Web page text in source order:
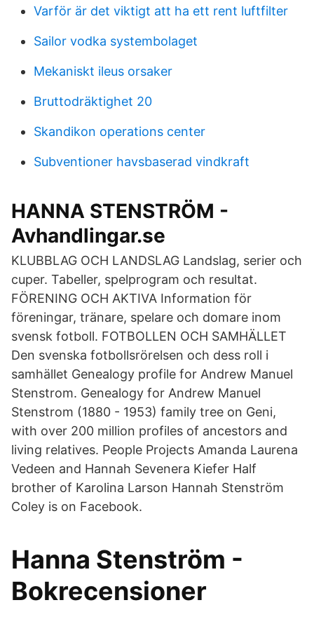
Varför är det viktigt att ha ett rent luftfilter
Sailor vodka systembolaget
Mekaniskt ileus orsaker
Bruttodräktighet 20
Skandikon operations center
Subventioner havsbaserad vindkraft
HANNA STENSTRÖM -
Avhandlingar.se
KLUBBLAG OCH LANDSLAG Landslag, serier och
cuper. Tabeller, spelprogram och resultat.
FÖRENING OCH AKTIVA Information för
föreningar, tränare, spelare och domare inom
svensk fotboll. FOTBOLLEN OCH SAMHÄLLET
Den svenska fotbollsrörelsen och dess roll i
samhället Genealogy profile for Andrew Manuel
Stenstrom. Genealogy for Andrew Manuel
Stenstrom (1880 - 1953) family tree on Geni,
with over 200 million profiles of ancestors and
living relatives. People Projects Amanda Laurena
Vedeen and Hannah Sevenera Kiefer Half
brother of Karolina Larson Hannah Stenström
Coley is on Facebook.
Hanna Stenström -
Bokrecensioner